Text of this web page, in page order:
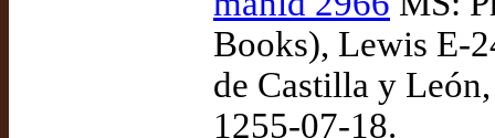
Books), Lewis E-
de Castilla y
1255-07-18.